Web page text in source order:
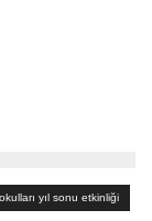
yıl sonu etkinliği